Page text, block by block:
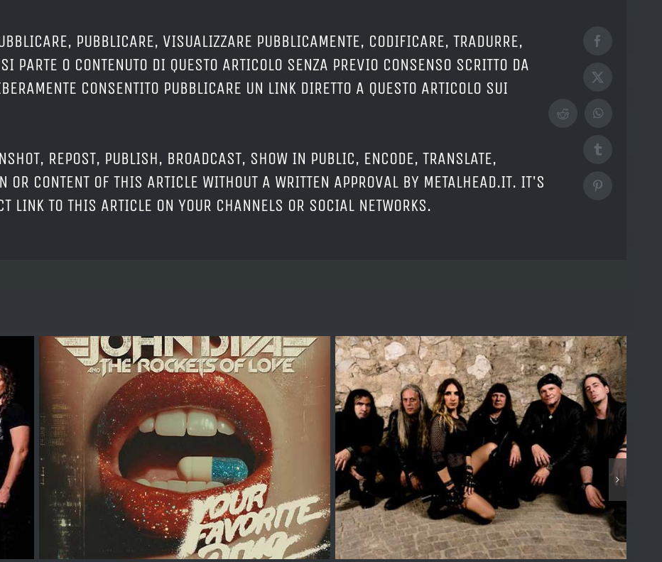
PUBBLICARE, VISUALIZZARE PUBBLICAMENTE, CODIFICARE, TRADURRE,
PARTE O CONTENUTO DI QUESTO ARTICOLO SENZA PREVIO CONSENSO SCRITTO DA
CONSENTITO PUBBLICARE UN LINK DIRETTO A QUESTO ARTICOLO SUI
REPOST, PUBLISH, BROADCAST, SHOW IN PUBLIC, ENCODE, TRANSLATE,
OR CONTENT OF THIS ARTICLE WITHOUT A WRITTEN APPROVAL BY METALHEAD.IT. IT'S
LINK TO THIS ARTICLE ON YOUR CHANNELS OR SOCIAL NETWORKS.
Facebook
X
RedditWhatsApp
Tumblr
Pinterest